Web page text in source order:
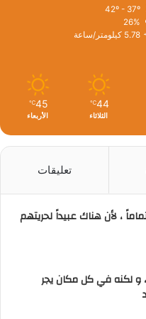
42º - 37º
26%
5.78 كيلومتر/ساعة
44
℃
الثلاثاء
45
℃
الأربعاء
تعليقات
، لأن هناك عبيداً لحريتهم
، و لكنه في كل مكان يجر